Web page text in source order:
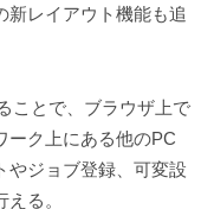
新レイアウト機能も追
ことで、ブラウザ上で
ーク上にある他のPC
やジョブ登録、可変設
る。